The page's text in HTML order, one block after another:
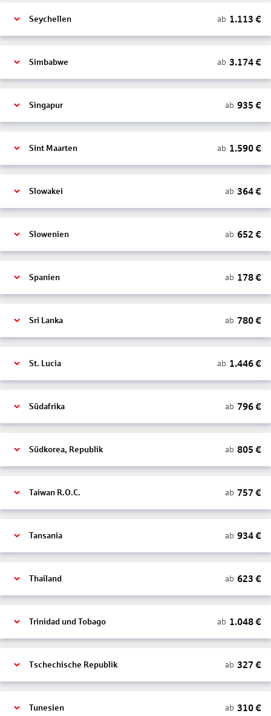
Seychellen ab 1.113 €
Simbabwe ab 3.174€
Singapur ab 935 €
Sint Maarten ab 1.590€
Slowakei ab 364€
Slowenien ab 652 €
Spanien ab 178€
Sri Lanka ab 780€
St. Lucia ab 1.446€
Südafrika ab 796€
Südkorea, Republik ab 805 €
Taiwan R.O.C. ab 757 €
Tansania ab 934€
Thailand ab 623 €
Trinidad und Tobago ab 1.048€
Tschechische Republik ab 327 €
Tunesien ab 310€